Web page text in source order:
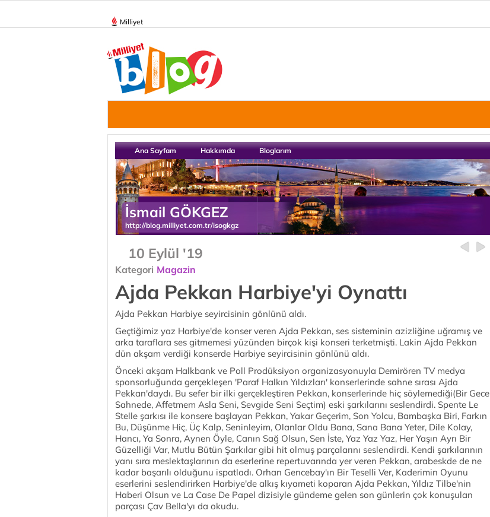
Milliyet
Ana Sayfam Hakkımda Bloglarım
İsmail GÖKGEZ
http://blog.milliyet.com.tr/isogkgz
10 Eylül '19
Kategori Magazin
Ajda Pekkan Harbiye'yi Oynattı
Ajda Pekkan Harbiye seyircisinin gönlünü aldı.
Geçtiğimiz yaz Harbiye'de konser veren Ajda Pekkan, ses sisteminin azizliğine uğramış ve
arka taraflara ses gitmemesi yüzünden birçok kişi konseri terketmişti. Lakin Ajda Pekkan
dün akşam verdiği konserde Harbiye seyircisinin gönlünü aldı.
Önceki akşam Halkbank ve Poll Prodüksiyon organizasyonuyla Demirören TV medya
sponsorluğunda gerçekleşen 'Paraf Halkın Yıldızları' konserlerinde sahne sırası Ajda
Pekkan'daydı. Bu sefer bir ilki gerçekleştiren Pekkan, konserlerinde hiç söylemediği(Bir Gece
Sahnede, Affetmem Asla Seni, Sevgide Seni Seçtim) eski şarkılarını seslendirdi. Spente Le
Stelle şarkısı ile konsere başlayan Pekkan, Yakar Geçerim, Son Yolcu, Bambaşka Biri, Farkın
Bu, Düşünme Hiç, Üç Kalp, Seninleyim, Olanlar Oldu Bana, Sana Bana Yeter, Dile Kolay,
Hancı, Ya Sonra, Aynen Öyle, Canın Sağ Olsun, Sen İste, Yaz Yaz Yaz, Her Yaşın Ayrı Bir
Güzelliği Var, Mutlu Bütün Şarkılar gibi hit olmuş parçalarını seslendirdi. Kendi şarkılarının
yanı sıra meslektaşlarının da eserlerine repertuvarında yer veren Pekkan, arabeskde de ne
kadar başarılı olduğunu ispatladı. Orhan Gencebay'ın Bir Teselli Ver, Kaderimin Oyunu
eserlerini seslendirirken Harbiye'de alkış kıyameti koparan Ajda Pekkan, Yıldız Tilbe'nin
Haberi Olsun ve La Case De Papel dizisiyle gündeme gelen son günlerin çok konuşulan
parçası Çav Bella'yı da okudu.